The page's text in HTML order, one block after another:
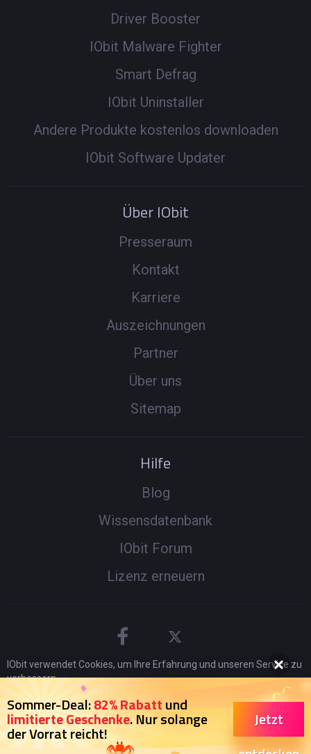
Sommer-Deal:82% Rabattund
limitierte Geschenke. Nur solange
der Vorrat reicht!
Jetzt
Driver Booster
IObit Malware Fighter
Smart Defrag
IObit Uninstaller
Andere Produkte kostenlos downloaden
IObit Software Updater
Über IObit
Presseraum
Kontakt
Karriere
Auszeichnungen
Partner
Über uns
Sitemap
Hilfe
Blog
Wissensdatenbank
IObit Forum
Lizenz erneuern
© 2005 -2026IObit. Alle Rechte vorbehalten EBLV
Rechtliche Hinweise
| Datenschutz
Rückerstattungsrichtlinien
IObit verwendet Cookies, um Ihre Erfahrung und unseren Service zu
verbessern.
Wenn Sie auf der Seite weitersurfen stimmen Sie der
Datenschutzrichtliniezu.
Ich stimme zu